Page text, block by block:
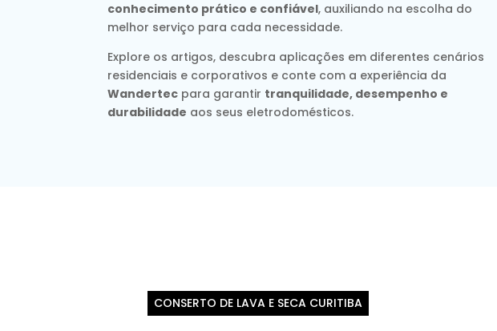
conhecimento prático e confiável, auxiliando na escolha do
melhor serviço para cada necessidade.
Explore os artigos, descubra aplicações em diferentes cenários
residenciais e corporativos e conte com a experiência da
Wandertec para garantir tranquilidade, desempenho e
durabilidade aos seus eletrodomésticos.
CONSERTO DE LAVA E SECA CURITIBA